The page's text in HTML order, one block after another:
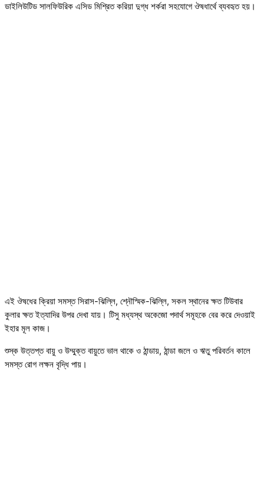
ডাইলিউটিড সালফিউরিক এসিড মিশ্রিত করিয়া দুগ্ধ শর্করা সহযোগে ঔষধার্থে ব্যবহৃত হয়।
এই ঔষধের ক্রিয়া সমস্ত সিরাস-ঝিল্লি, শ্নৌস্মিক-ঝিল্লি, সকল স্থানের ক্ষত টিউবার
কুলার ক্ষত ইত্যাদির উপর দেখা যায়। টিসু মধ্যস্থ অকেজো পদার্থ সমূহকে বের করে দেওয়াই
ইহার মূল কাজ।
শুস্ক উত্তপ্ত বায়ু ও উম্মুক্ত বায়ুতে ভাল থাকে ও ঠান্ডায়, ঠান্ডা জলে ও ঋতু পরিবর্তন কালে
সমস্ত রোগ লক্ষন বৃদ্ধি পায়।